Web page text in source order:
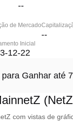
--
de Mercado
--
Inicial
12-22
Ganhar até
com vistas de